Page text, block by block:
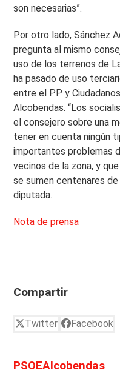
son necesarias”.
Por otro lado, Sánchez
pregunta al mismo
uso de los terrenos de
ha pasado de uso
entre el PP y
Alcobendas. “Los
el consejero sobre una
tener en cuenta ningún
importantes problemas
vecinos de la zona, y
se sumen centenares
diputada.
Nota de prensa
Compartir
Twitter Facebook
PSOEAlcobendas